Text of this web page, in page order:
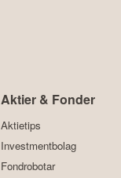
Aktier & Fonder
Aktietips
Investmentbolag
Fondrobotar